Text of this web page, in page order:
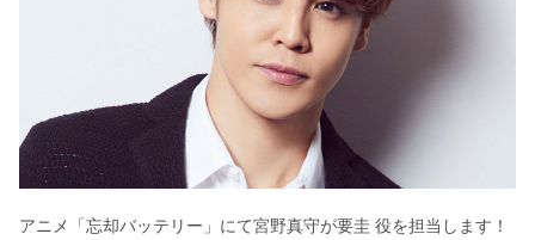
アニメ「忘却バッテリー」にて宮野真守が要圭 役を担当します！